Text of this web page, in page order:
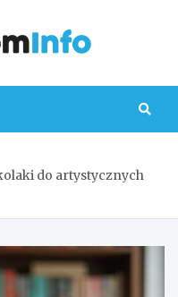
do artystycznych